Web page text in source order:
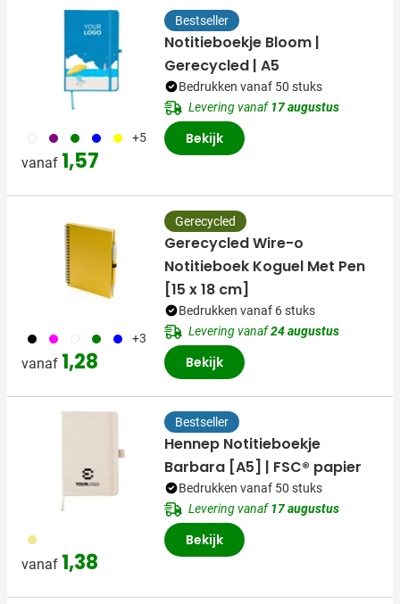
002 024 004 005 006 +5
vanaf 1,57
Bestseller
Notitieboekje Bloom |
Gerecycled | A5
Bedrukken vanaf 50 stuks
Levering vanaf17 augustus
Bekijk
001 046 002 004 005 +3
vanaf 1,28
Gerecycled
Gerecycled Wire-o
Notitieboek Koguel Met Pen
[15 x 18 cm]
Bedrukken vanaf 6 stuks
Levering vanaf24 augustus
Bekijk
013
vanaf 1,38
Bestseller
Hennep Notitieboekje
Barbara [A5] | FSC® papier
Bedrukken vanaf 50 stuks
Levering vanaf17 augustus
Bekijk